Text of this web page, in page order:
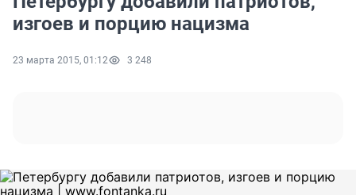
изгоев и порцию нацизма
23 марта 2015, 01:12 3 248